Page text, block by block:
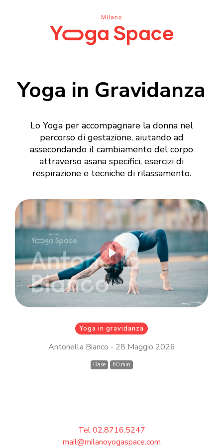
Yoga in Gravidanza
Lo Yoga per accompagnare la donna nel
percorso di gestazione, aiutando ad
assecondando il cambiamento del corpo
attraverso asana specifici, esercizi di
respirazione e tecniche di rilassamento.
Play
Yoga in gravidanza
Antonella Bianco - 28 Maggio 2026
Base 60 min
Login
Inserisci il tuo indirizzo email MindBody
(quello che utilizzi per acquistare e
prenotare le lezioni su
milanoyogaspace.com)
Accedi
Tel 02.8716.5247
mail@milanoyogaspace.com